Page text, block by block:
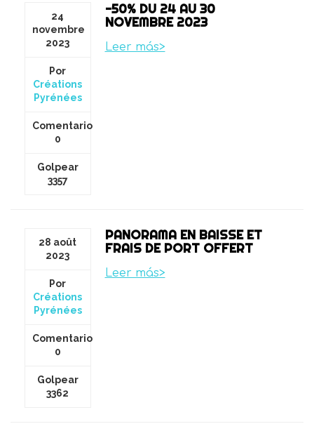
24
novembre
2023
Por
Créations
Pyrénées
Comentario
0
Golpear
3357
-50% DU 24 AU 30
NOVEMBRE 2023
Leer más>
28 août
2023
Por
Créations
Pyrénées
Comentario
0
Golpear
3362
PANORAMA EN BAISSE ET
FRAIS DE PORT OFFERT
Leer más>